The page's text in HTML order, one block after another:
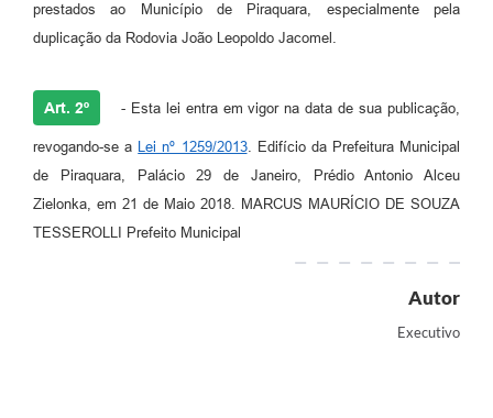
prestados ao Município de Piraquara, especialmente pela
duplicação da Rodovia João Leopoldo Jacomel.
Art. 2º - Esta lei entra em vigor na data de sua publicação,
revogando-se a Lei nº 1259/2013. Edifício da Prefeitura Municipal
de Piraquara, Palácio 29 de Janeiro, Prédio Antonio Alceu
Zielonka, em 21 de Maio 2018. MARCUS MAURÍCIO DE SOUZA
TESSEROLLI Prefeito Municipal
Autor
Executivo